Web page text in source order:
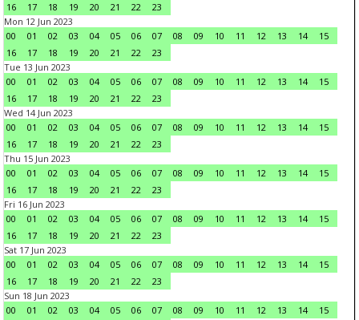
16
17 18 19 20 21 22
23
Mon 12 Jun 2023
00
01 02 03 04 05 06 07 08 09 10 11 12 13 14
15
16
17 18 19 20 21 22
23
Tue 13 Jun 2023
00
01 02 03 04 05 06 07 08 09 10 11 12 13 14
15
16
17 18 19 20 21 22
23
Wed 14 Jun 2023
00
01 02 03 04 05 06 07 08 09 10 11 12 13 14
15
16
17 18 19 20 21 22
23
Thu 15 Jun 2023
00
01 02 03 04 05 06 07 08 09 10 11 12 13 14
15
16
17 18 19 20 21 22
23
Fri 16 Jun 2023
00
01 02 03 04 05 06 07 08 09 10 11 12 13 14
15
16
17 18 19 20 21 22
23
Sat 17 Jun 2023
00
01 02 03 04 05 06 07 08 09 10 11 12 13 14
15
16
17 18 19 20 21 22
23
Sun 18 Jun 2023
00
01 02 03 04 05 06 07 08 09 10 11 12 13 14
15